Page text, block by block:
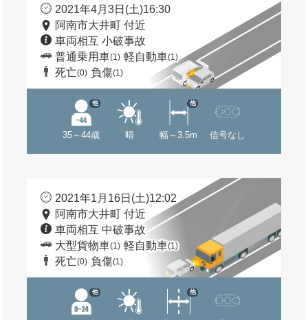
2021年4月3日(土)16:30
阿南市大井町 付近
車両相互 小破事故
普通乗用車(1) 軽自動車(1)
死亡(0) 負傷(1)
35～44歳
他
晴 幅～3.5m
他
信号なし
2021年1月16日(土)12:02
阿南市大井町 付近
車両相互 中破事故
大型貨物車(1) 軽自動車(1)
死亡(0) 負傷(1)
他 他